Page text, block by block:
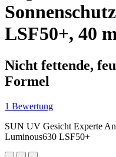
LSF50+, 40
Nicht fettende,
Formel
1 Bewertung
SUN UV Gesicht Experte
Luminous630 LSF50+